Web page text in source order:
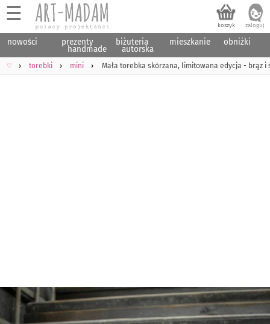
☰
nowości prezenty
handmade
biżuteria
autorska
mieszkanie obniżki
♡ torebki mini Mała torebka skórzana, limitowana edycja - brąz i